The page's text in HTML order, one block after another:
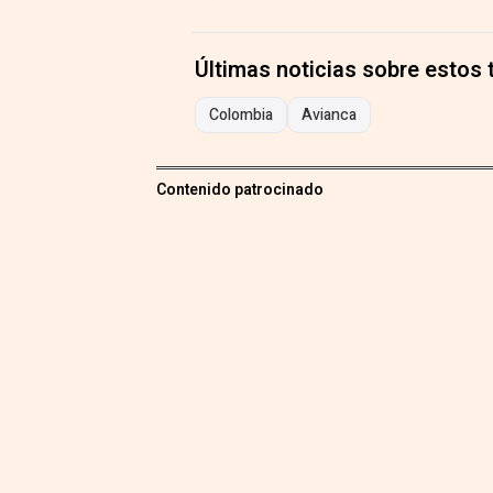
Últimas noticias sobre estos
Colombia Avianca
Contenido patrocinado